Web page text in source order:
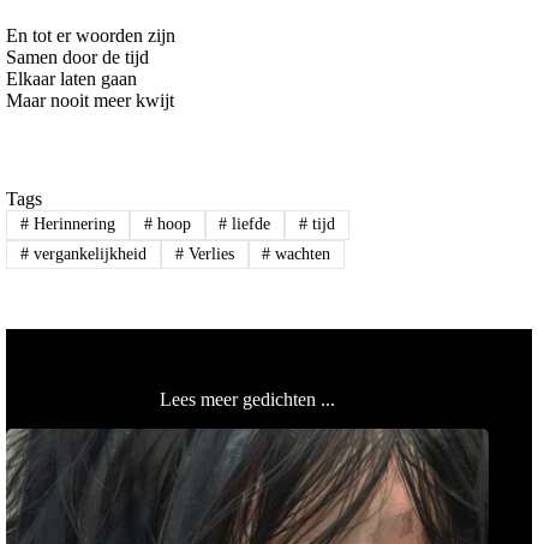
En tot er woorden zijn
Samen door de tijd
Elkaar laten gaan
Maar nooit meer kwijt
Tags
#Herinnering #hoop # liefde # tijd
#vergankelijkheid #Verlies # wachten
Lees meer gedichten ...